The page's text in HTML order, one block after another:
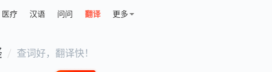
医疗 汉语 问问 翻译 更多
查词好，翻译快！